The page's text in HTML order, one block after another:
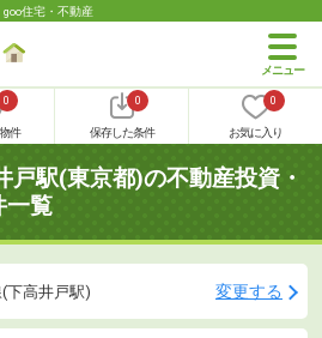
goo住宅・不動産
0
件
0
保存した条件
0
お気に入り
戸駅(東京都)の不動産投資・
一覧
下高井戸駅) 変更する